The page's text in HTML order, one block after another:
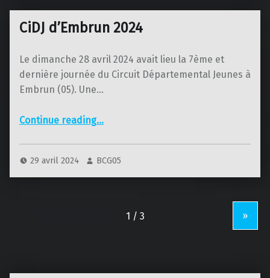
CiDJ d’Embrun 2024
Le dimanche 28 avril 2024 avait lieu la 7ème et
dernière journée du Circuit Départemental Jeunes à
Embrun (05). Une…
Continue reading…
29 avril 2024 BCG05
»